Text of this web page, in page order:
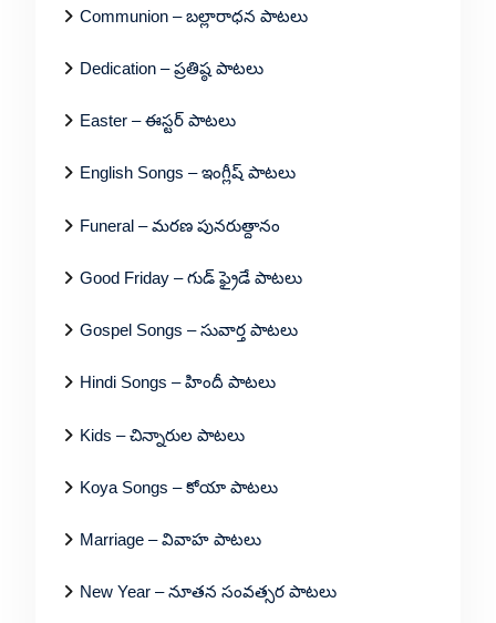
Communion – బల్లారాధన పాటలు
Dedication – ప్రతిష్ఠ పాటలు
Easter – ఈస్టర్ పాటలు
English Songs – ఇంగ్లీష్ పాటలు
Funeral – మరణ పునరుత్దానం
Good Friday – గుడ్ ఫ్రైడే పాటలు
Gospel Songs – సువార్త పాటలు
Hindi Songs – హిందీ పాటలు
Kids – చిన్నారుల పాటలు
Koya Songs – కోయా పాటలు
Marriage – వివాహ పాటలు
New Year – నూతన సంవత్సర పాటలు